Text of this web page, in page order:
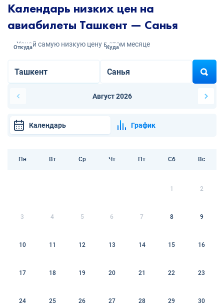
Календарь низких цен на
авиабилеты Ташкент — Санья
Узнай самую низкую цену в этом месяце
Откуда Куда
Август 2026
Календарь График
Пн Вт Ср Чт Пт Сб Вс
1 2
3 4 5 6 7 8 9
10 11 12 13 14 15 16
17 18 19 20 21 22 23
24 25 26 27 28 29 30